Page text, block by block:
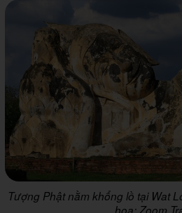
Tượng Phật nằm khổng lồ tại Wat
họa: Zoom